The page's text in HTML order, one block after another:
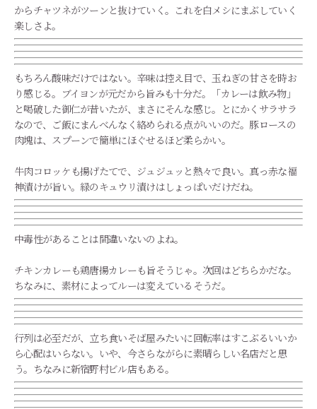
からチャツネがツーンと抜けていく。これを白メシにまぶしていく
楽しさよ。
もちろん酸味だけではない。辛味は控え目で、玉ねぎの甘さを時お
り感じる。ブイヨンが元だから旨みも十分だ。「カレーは飲み物」
と喝破した御仁が昔いたが、まさにそんな感じ。とにかくサラサラ
なので、ご飯にまんべんなく絡められる点がいいのだ。豚ロースの
肉塊は、スプーンで簡単にほぐせるほど柔らかい。
牛肉コロッケも揚げたてで、ジュジュッと熱々で良い。真っ赤な福
神漬けが旨い。緑のキュウリ漬けはしょっぱいだけだね。
中毒性があることは間違いないのよね。
チキンカレーも鶏唐揚カレーも旨そうじゃ。次回はどちらかだな。
ちなみに、素材によってルーは変えているそうだ。
行列は必至だが、立ち食いそば屋みたいに回転率はすこぶるいいか
ら心配はいらない。いや、今さらながらに素晴らしい名店だと思
う。ちなみに新宿野村ビル店もある。